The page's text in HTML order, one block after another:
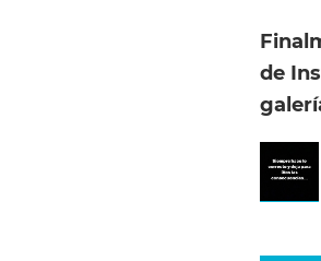
de